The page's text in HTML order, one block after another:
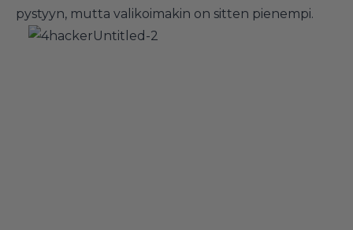
pystyyn, mutta valikoimakin on sitten pienempi.